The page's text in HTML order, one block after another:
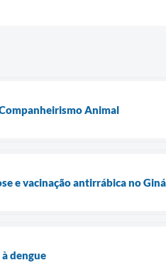
Animal
e vacinação antirrábica no
dengue